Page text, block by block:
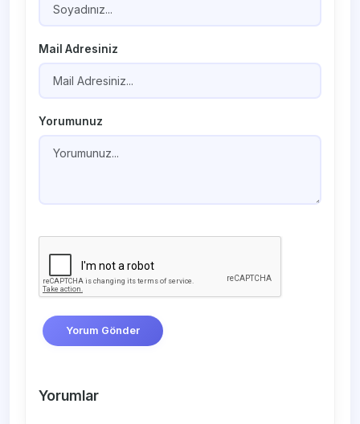
Mail Adresiniz
Yorumunuz
Yorum Gönder
Yorumlar